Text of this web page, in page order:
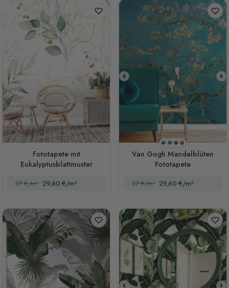
Fototapete mit
Eukalyptusblattmuster
37 €/m² 29,60 €/m²
Stil 1
Stil 2
Stil 3
Stil 4
Van Gogh Mandelblüten
Fototapete
37 €/m² 29,60 €/m²